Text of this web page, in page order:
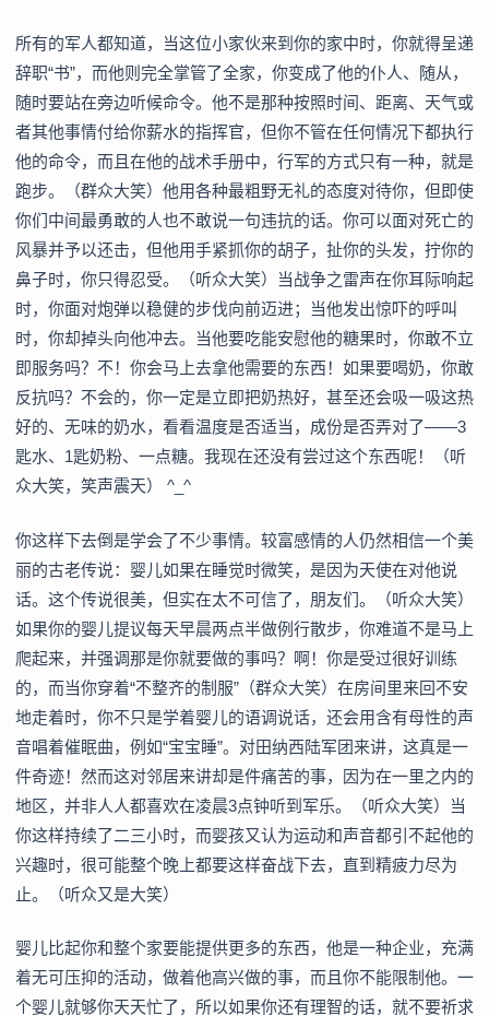
所有的军人都知道，当这位小家伙来到你的家中时，你就得呈递
辞职“书”，而他则完全掌管了全家，你变成了他的仆人、随从，
随时要站在旁边听候命令。他不是那种按照时间、距离、天气或
者其他事情付给你薪水的指挥官，但你不管在任何情况下都执行
他的命令，而且在他的战术手册中，行军的方式只有一种，就是
跑步。（群众大笑）他用各种最粗野无礼的态度对待你，但即使
你们中间最勇敢的人也不敢说一句违抗的话。你可以面对死亡的
风暴并予以还击，但他用手紧抓你的胡子，扯你的头发，拧你的
鼻子时，你只得忍受。（听众大笑）当战争之雷声在你耳际响起
时，你面对炮弹以稳健的步伐向前迈进；当他发出惊吓的呼叫
时，你却掉头向他冲去。当他要吃能安慰他的糖果时，你敢不立
即服务吗？不！你会马上去拿他需要的东西！如果要喝奶，你敢
反抗吗？不会的，你一定是立即把奶热好，甚至还会吸一吸这热
好的、无味的奶水，看看温度是否适当，成份是否弄对了——3
匙水、1匙奶粉、一点糖。我现在还没有尝过这个东西呢！（听
众大笑，笑声震天） ^_^
你这样下去倒是学会了不少事情。较富感情的人仍然相信一个美
丽的古老传说：婴儿如果在睡觉时微笑，是因为天使在对他说
话。这个传说很美，但实在太不可信了，朋友们。（听众大笑）
如果你的婴儿提议每天早晨两点半做例行散步，你难道不是马上
爬起来，并强调那是你就要做的事吗？啊！你是受过很好训练
的，而当你穿着“不整齐的制服”（群众大笑）在房间里来回不安
地走着时，你不只是学着婴儿的语调说话，还会用含有母性的声
音唱着催眠曲，例如“宝宝睡”。对田纳西陆军团来讲，这真是一
件奇迹！然而这对邻居来讲却是件痛苦的事，因为在一里之内的
地区，并非人人都喜欢在凌晨3点钟听到军乐。（听众大笑）当
你这样持续了二三小时，而婴孩又认为运动和声音都引不起他的
兴趣时，很可能整个晚上都要这样奋战下去，直到精疲力尽为
止。（听众又是大笑）
婴儿比起你和整个家要能提供更多的东西，他是一种企业，充满
着无可压抑的活动，做着他高兴做的事，而且你不能限制他。一
个婴儿就够你天天忙了，所以如果你还有理智的话，就不要祈求